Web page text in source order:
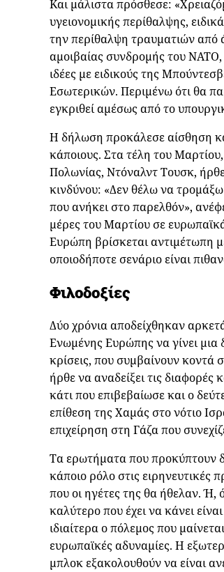
Και μάλιστα πρόσθεσε:
υγειονομικής περίθαλψης,
την περίθαλψη τραυματιών από
αμοιβαίας συνδρομής του ΝΑΤΟ,
ιδέες με ειδικούς της
Εσωτερικών. Περιμένω ότι θα
εγκριθεί αμέσως από το
Η δήλωση προκάλεσε αίσθηση
κάποιους. Στα τέλη του
Πολωνίας, Ντόναλντ Τουσκ,
κινδύνου: «Δεν θέλω να
που ανήκει στο παρελθόν»,
μέρες του Μαρτίου σε
Ευρώπη βρίσκεται αντιμέτωπη
οποιοδήποτε σενάριο είναι
Φιλοδοξίες
Δύο χρόνια αποδείχθηκαν
Ενωμένης Ευρώπης να γίνει
κρίσεις, που συμβαίνουν
ήρθε να αναδείξει τις
κάτι που επιβεβαίωσε και ο
επίθεση της Χαμάς στο νότιο
επιχείρηση στη Γάζα που
Τα ερωτήματα που προκύπτουν
κάποιο ρόλο στις ειρηνευτικές
που οι ηγέτες της θα ήθελαν. Ή,
καλύτερο που έχει να κάνει
ιδιαίτερα ο πόλεμος που
ευρωπαϊκές αδυναμίες. Η
μπλοκ εξακολουθούν να είναι